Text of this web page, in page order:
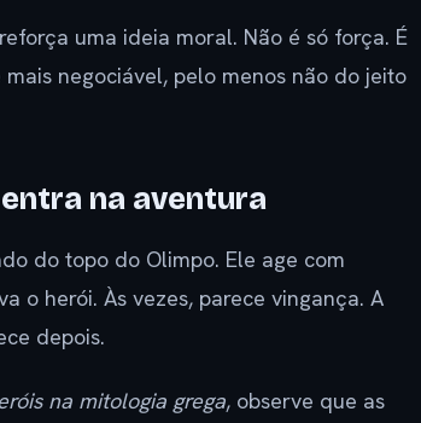
uma ideia moral. Não é só força. É
negociável, pelo menos não do jeito
na aventura
do topo do Olimpo. Ele age com
o herói. Às vezes, parece vingança. A
depois.
na mitologia grega, observe que as